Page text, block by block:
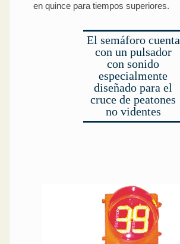
en quince para tiempos superiores.
El semáforo cuenta
con un pulsador
con sonido
especialmente
diseñado para el
cruce de peatones
no videntes